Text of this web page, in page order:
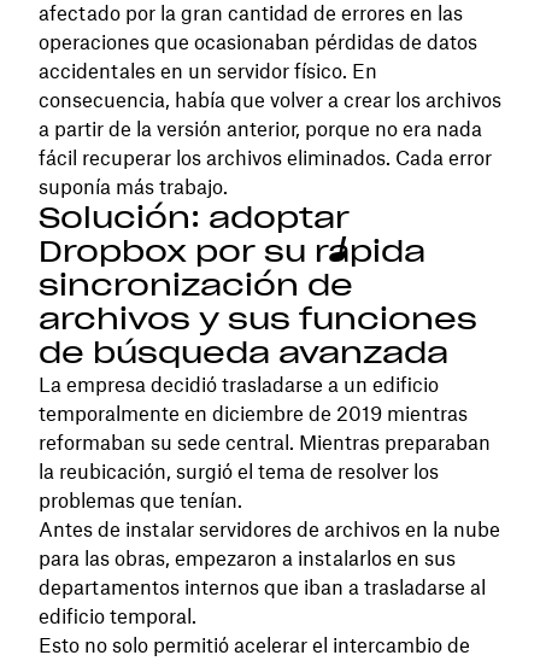
afectado por la gran cantidad de errores en las
operaciones que ocasionaban pérdidas de datos
accidentales en un servidor físico. En
consecuencia, había que volver a crear los archivos
a partir de la versión anterior, porque no era nada
fácil recuperar los archivos eliminados. Cada error
suponía más trabajo.
Solución: adoptar
Dropbox por su rápida
sincronización de
archivos y sus funciones
de búsqueda avanzada
La empresa decidió trasladarse a un edificio
temporalmente en diciembre de 2019 mientras
reformaban su sede central. Mientras preparaban
la reubicación, surgió el tema de resolver los
problemas que tenían.
Antes de instalar servidores de archivos en la nube
para las obras, empezaron a instalarlos en sus
departamentos internos que iban a trasladarse al
edificio temporal.
Esto no solo permitió acelerar el intercambio de